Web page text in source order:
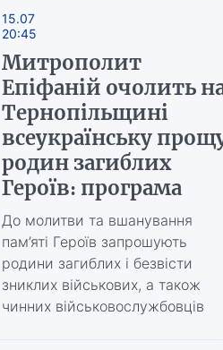
15.07
20:45
Митрополит
Епіфаній очолить
Тернопільщині
всеукраїнську
родин загиблих
Героїв: програма
До молитви та вшанування
пам’яті Героїв запрошують
родини загиблих і безвісти
зниклих військових, а також
чинних військовослужбовців